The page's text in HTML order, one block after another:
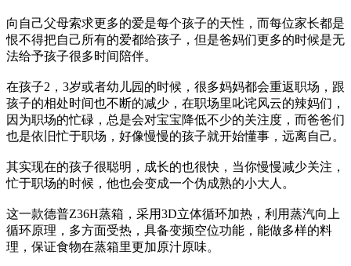
向自己父母索求更多的爱是每个孩子的天性，而每位家长都是
恨不得把自己所有的爱都给孩子，但是爸妈们更多的时候是无
法给予孩子很多时间陪伴。
在孩子2，3岁或者幼儿园的时候，很多妈妈都会重返职场，跟
孩子的相处时间也不断的减少，在职场里叱诧风云的辣妈们，
因为职场的忙碌，总是会对宝宝降低不少的关注度，而爸爸们
也是依旧忙于职场，好像慢慢的孩子就开始懂事，远离自己。
其实现在的孩子很聪明，成长的也很快，当你慢慢减少关注，
忙于职场的时候，他也会变成一个伪成熟的小大人。
这一款德普Z36H蒸箱，采用3D立体循环加热，利用蒸汽向上
循环原理，多方面受热，具备变频空位功能，能做多样的料
理，保证食物在蒸箱里更加原汁原味。